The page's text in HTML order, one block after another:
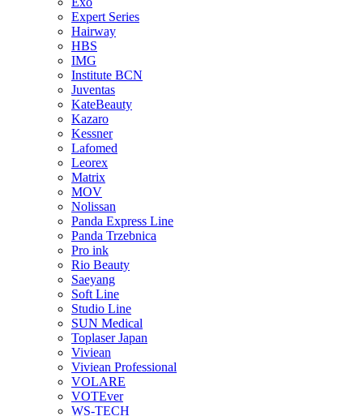
Expert Series
Hairway
HBS
IMG
Institute BCN
Juventas
KateBeauty
Kazaro
Kessner
Lafomed
Leorex
Matrix
MOV
Nolissan
Panda Express Line
Panda Trzebnica
Pro ink
Rio Beauty
Saeyang
Soft Line
Studio Line
SUN Medical
Toplaser Japan
Viviean
Viviean Professional
VOLARE
VOTEver
WS-TECH